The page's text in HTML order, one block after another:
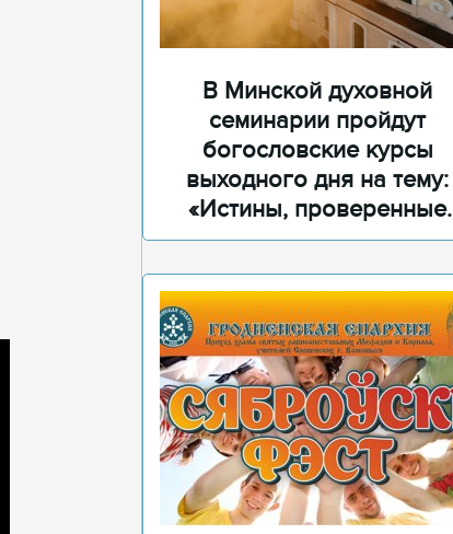
В Минской духовной
семинарии пройдут
богословские курсы
выходного дня на тему:
«Истины, проверенные
временем»